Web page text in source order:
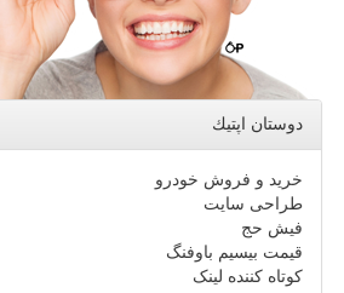
دوستان اپتیك
خرید و فروش خودرو
طراحی سایت
فیش حج
قیمت بیسیم باوفنگ
کوتاه کننده لینک